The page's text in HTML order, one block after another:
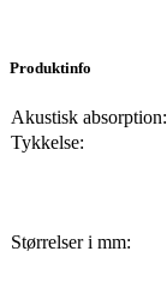
Produktinfo
Akustisk absorption:
Tykkelse:
Størrelser i mm: